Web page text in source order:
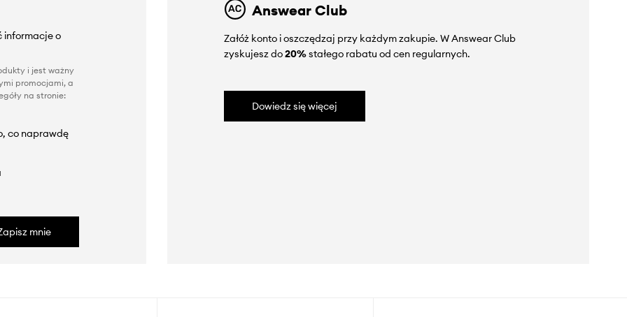
informacje o
i jest ważny
promocjami, a
na stronie:
co naprawdę
mnie
Answear Club
Załóż konto i oszczędzaj przy każdym zakupie. W Answear Club
zyskujesz do20%stałego rabatu od cen regularnych.
Dowiedz się więcej